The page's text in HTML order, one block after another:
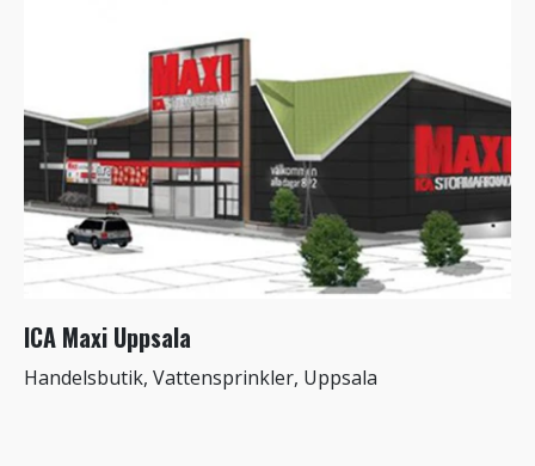
ICA Maxi Uppsala
Handelsbutik, Vattensprinkler, Uppsala